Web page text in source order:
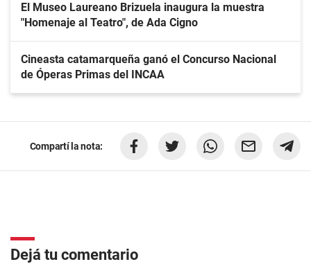
El Museo Laureano Brizuela inaugura la muestra
"Homenaje al Teatro", de Ada Cigno
Cineasta catamarqueña ganó el Concurso Nacional
de Óperas Primas del INCAA
Compartí la nota:
Dejá tu comentario